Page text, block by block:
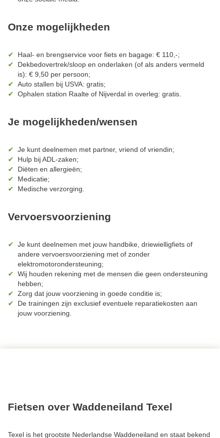
Onze mogelijkheden
Haal- en brengservice voor fiets en bagage: € 110,-;
Dekbedovertrek/sloop en onderlaken (of als anders vermeld
is): € 9,50 per persoon;
Auto stallen bij USVA: gratis;
Ophalen station Raalte of Nijverdal in overleg: gratis.
Je mogelijkheden/wensen
Je kunt deelnemen met partner, vriend of vriendin;
Hulp bij ADL-zaken;
Diëten en allergieën;
Medicatie;
Medische verzorging.
Vervoersvoorziening
Je kunt deelnemen met jouw handbike, driewielligfiets of
andere vervoersvoorziening met of zonder
elektromotorondersteuning;
Wij houden rekening met de mensen die geen ondersteuning
hebben;
Zorg dat jouw voorziening in goede conditie is;
De trainingen zijn exclusief eventuele reparatiekosten aan
jouw voorziening.
Fietsen over Waddeneiland Texel
Texel is het grootste Nederlandse Waddeneiland en staat bekend